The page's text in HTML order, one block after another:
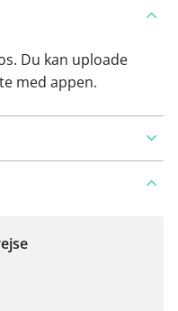
Du kan uploade
med appen.